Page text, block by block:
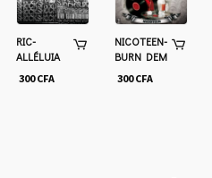
RIC-
ALLÉLUIA
300CFA
NICOTEEN-
BURN DEM
300CFA